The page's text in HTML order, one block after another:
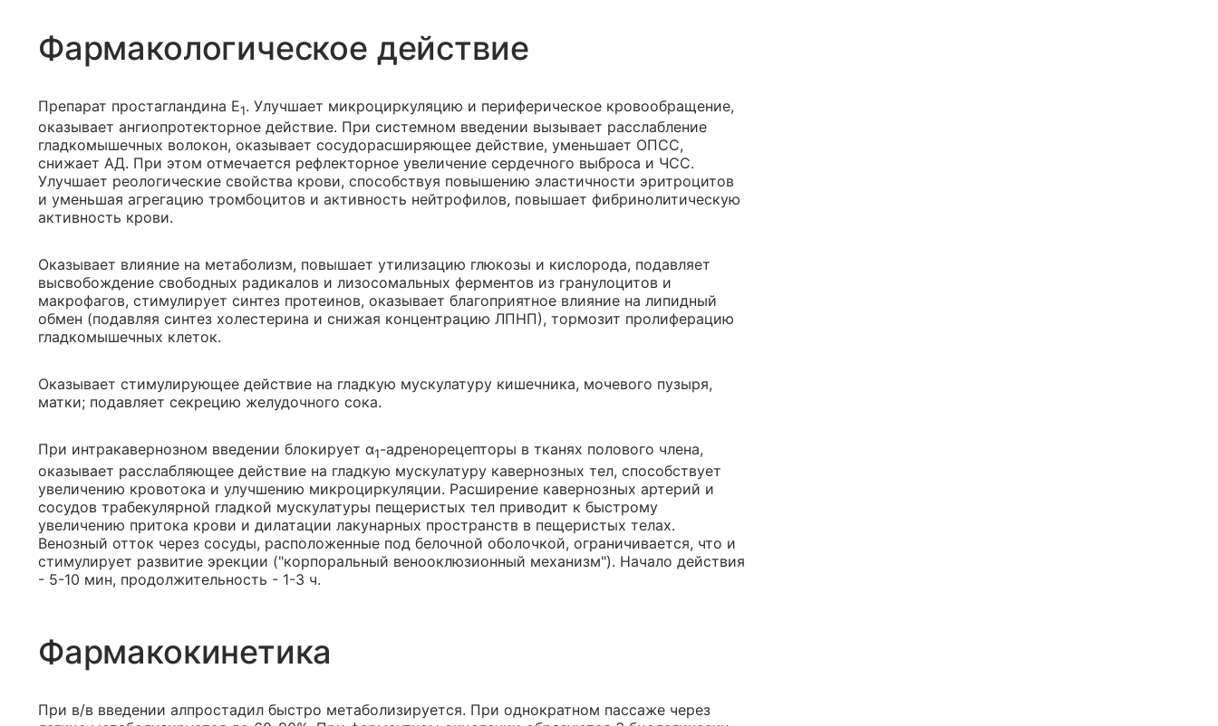
Фармакологическое действие
Препарат простагландина E1. Улучшает микроциркуляцию и периферическое кровообращение,
оказывает ангиопротекторное действие. При системном введении вызывает расслабление
гладкомышечных волокон, оказывает сосудорасширяющее действие, уменьшает ОПСС,
снижает АД. При этом отмечается рефлекторное увеличение сердечного выброса и ЧСС.
Улучшает реологические свойства крови, способствуя повышению эластичности эритроцитов
и уменьшая агрегацию тромбоцитов и активность нейтрофилов, повышает фибринолитическую
активность крови.
Оказывает влияние на метаболизм, повышает утилизацию глюкозы и кислорода, подавляет
высвобождение свободных радикалов и лизосомальных ферментов из гранулоцитов и
макрофагов, стимулирует синтез протеинов, оказывает благоприятное влияние на липидный
обмен (подавляя синтез холестерина и снижая концентрацию ЛПНП), тормозит пролиферацию
гладкомышечных клеток.
Оказывает стимулирующее действие на гладкую мускулатуру кишечника, мочевого пузыря,
матки; подавляет секрецию желудочного сока.
При интракавернозном введении блокирует α1-адренорецепторы в тканях полового члена,
оказывает расслабляющее действие на гладкую мускулатуру кавернозных тел, способствует
увеличению кровотока и улучшению микроциркуляции. Расширение кавернозных артерий и
сосудов трабекулярной гладкой мускулатуры пещеристых тел приводит к быстрому
увеличению притока крови и дилатации лакунарных пространств в пещеристых телах.
Венозный отток через сосуды, расположенные под белочной оболочкой, ограничивается, что и
стимулирует развитие эрекции ("корпоральный венооклюзионный механизм"). Начало действия
- 5-10 мин, продолжительность - 1-3 ч.
Фармакокинетика
При в/в введении алпростадил быстро метаболизируется. При однократном пассаже через